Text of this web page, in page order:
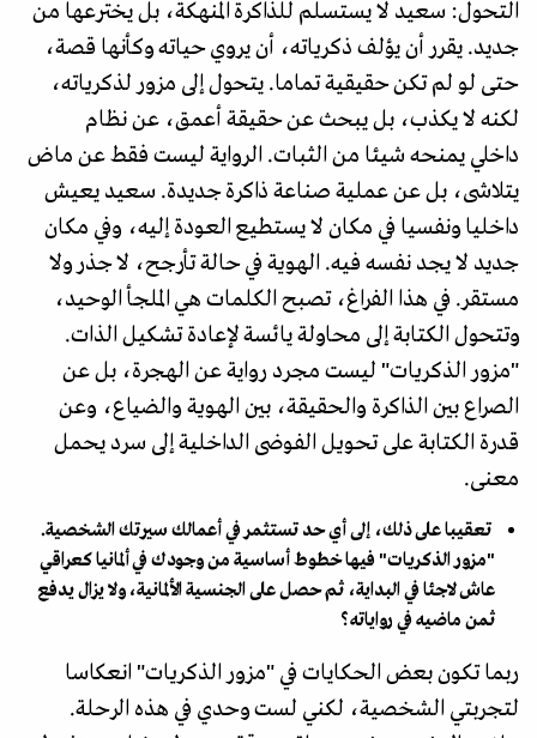
التحول: سعيد لا يستسلم للذاكرة المنهكة، بل يخترعها من
جديد. يقرر أن يؤلف ذكرياته، أن يروي حياته وكأنها قصة،
حتى لو لم تكن حقيقية تماما. يتحول إلى مزور لذكرياته،
لكنه لا يكذب، بل يبحث عن حقيقة أعمق، عن نظام
داخلي يمنحه شيئا من الثبات. الرواية ليست فقط عن ماض
يتلاشى، بل عن عملية صناعة ذاكرة جديدة. سعيد يعيش
داخليا ونفسيا في مكان لا يستطيع العودة إليه، وفي مكان
جديد لا يجد نفسه فيه. الهوية في حالة تأرجح، لا جذر ولا
مستقر. في هذا الفراغ، تصبح الكلمات هي الملجأ الوحيد،
وتتحول الكتابة إلى محاولة يائسة لإعادة تشكيل الذات.
"مزور الذكريات" ليست مجرد رواية عن الهجرة، بل عن
الصراع بين الذاكرة والحقيقة، بين الهوية والضياع، وعن
قدرة الكتابة على تحويل الفوضى الداخلية إلى سرد يحمل
معنى.
تعقيبا على ذلك، إلى أي حد تستثمر في أعمالك سيرتك الشخصية.
"مزور الذكريات" فيها خطوط أساسية من وجودك في ألمانيا كعراقي
عاش لاجئا في البداية، ثم حصل على الجنسية الألمانية، ولا يزال يدفع
ثمن ماضيه في رواياته؟
ربما تكون بعض الحكايات في "مزور الذكريات" انعكاسا
لتجربتي الشخصية، لكني لست وحدي في هذه الرحلة.